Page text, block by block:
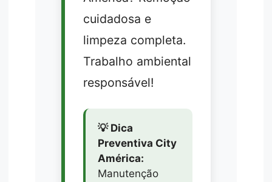
cuidadosa e
limpeza completa.
Trabalho ambiental
responsável!
💡 Dica
Preventiva City
América:
Manutenção